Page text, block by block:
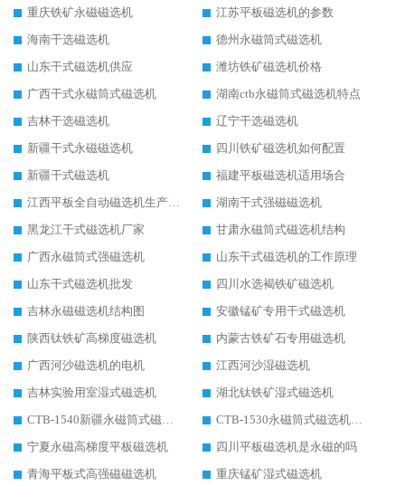
重庆铁矿永磁磁选机
江苏平板磁选机的参数
海南干选磁选机
德州永磁筒式磁选机
山东干式磁选机供应
潍坊铁矿磁选机价格
广西干式永磁筒式磁选机
湖南ctb永磁筒式磁选机特点
吉林干选磁选机
辽宁干选磁选机
新疆干式永磁磁选机
四川铁矿磁选机如何配置
新疆干式磁选机
福建平板磁选机适用场合
江西平板全自动磁选机生产厂家
湖南干式强磁磁选机
黑龙江干式磁选机厂家
甘肃永磁筒式磁选机结构
广西永磁筒式强磁选机
山东干式磁选机的工作原理
山东干式磁选机批发
四川水选褐铁矿磁选机
吉林永磁磁选机结构图
安徽锰矿专用干式磁选机
陕西钛铁矿高梯度磁选机
内蒙古铁矿石专用磁选机
广西河沙磁选机的电机
江西河沙湿磁选机
吉林实验用室湿式磁选机
湖北钛铁矿湿式磁选机
CTB-1540新疆永磁筒式磁选机
CTB-1530永磁筒式磁选机代理商
宁夏永磁高梯度平板磁选机
四川平板磁选机是永磁的吗
青海平板式高强磁磁选机
重庆锰矿湿式磁选机